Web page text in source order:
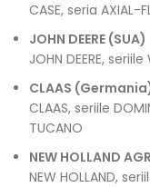
CASE, seria AXIAL-
JOHN DEERE (SUA)
JOHN DEERE,
CLAAS
CLAAS, seriile
TUCANO
NEW HOLLAND
NEW HOLLAND,